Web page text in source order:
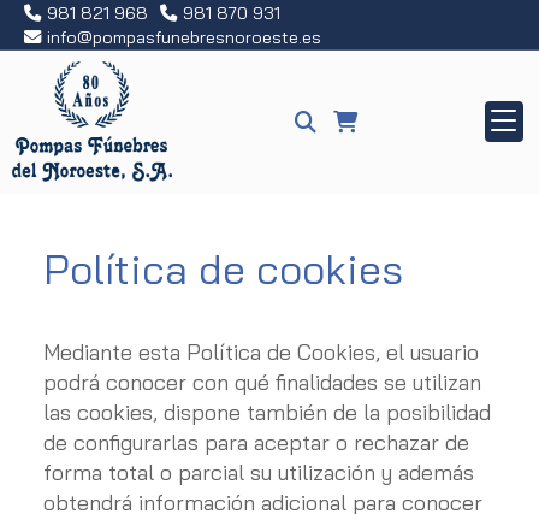
981 821 968
981 870 931
info
pompasfunebresnoroeste.es
Política de cookies
Mediante esta Política de Cookies, el usuario
podrá conocer con qué finalidades se utilizan
las cookies, dispone también de la posibilidad
de configurarlas para aceptar o rechazar de
forma total o parcial su utilización y además
obtendrá información adicional para conocer